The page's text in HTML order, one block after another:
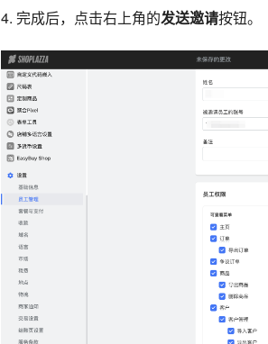
4. 完成后，点击右上角的发送邀请按钮。